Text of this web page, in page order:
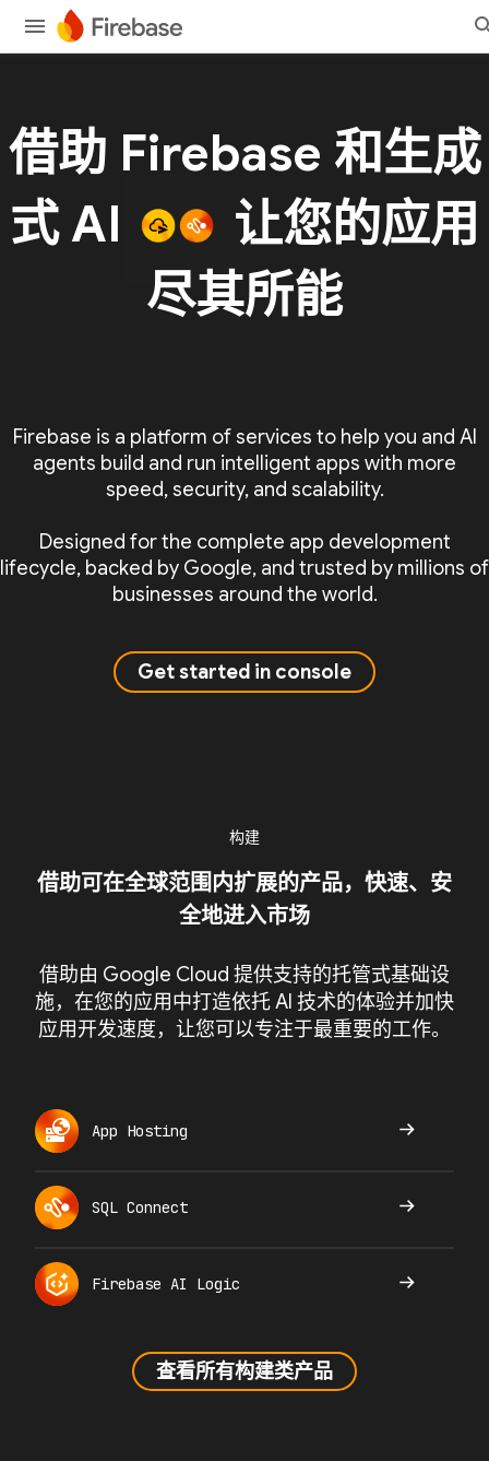
借助 Firebase 和生成
式 AI
让您的应用
尽其所能
Firebase is a platform of services to help you and AI
agents build and run intelligent apps with more
speed, security, and scalability.
Designed for the complete app development
lifecycle, backed by Google, and trusted by millions of
businesses around the world.
Get started in console
构建
借助可在全球范围内扩展的产品，快速、安
全地进入市场
借助由 Google Cloud 提供支持的托管式基础设
施，在您的应用中打造依托 AI 技术的体验并加快
应用开发速度，让您可以专注于最重要的工作。
App Hosting
SQL Connect
Firebase AI Logic
查看所有构建类产品